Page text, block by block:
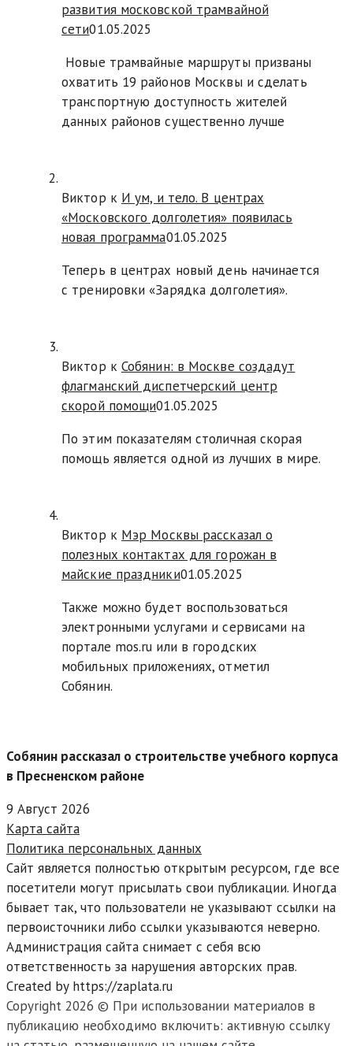
развития московской трамвайной
сети01.05.2025
Новые трамвайные маршруты призваны
охватить 19 районов Москвы и сделать
транспортную доступность жителей
данных районов существенно лучше
Виктор к И ум, и тело. В центрах
«Московского долголетия» появилась
новая программа01.05.2025
Теперь в центрах новый день начинается
с тренировки «Зарядка долголетия».
Виктор к Собянин: в Москве создадут
флагманский диспетчерский центр
скорой помощи01.05.2025
По этим показателям столичная скорая
помощь является одной из лучших в мире.
Виктор к Мэр Москвы рассказал о
полезных контактах для горожан в
майские праздники01.05.2025
Также можно будет воспользоваться
электронными услугами и сервисами на
портале mos.ru или в городских
мобильных приложениях, отметил
Собянин.
Собянин рассказал о строительстве учебного корпуса
в Пресненском районе
9 Август 2026
Карта сайта
Политика персональных данных
Сайт является полностью открытым ресурсом, где все
посетители могут присылать свои публикации. Иногда
бывает так, что пользователи не указывают ссылки на
первоисточники либо ссылки указываются неверно.
Администрация сайта снимает с себя всю
ответственность за нарушения авторских прав.
Created by https://zaplata.ru
Copyright 2026 © При использовании материалов в
публикацию необходимо включить: активную ссылку